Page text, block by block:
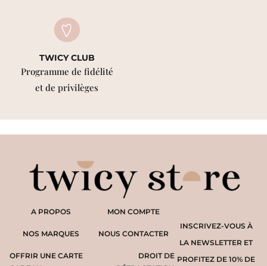
TWICY CLUB
Programme de fidélité
et de privilèges
A PROPOS
NOS MARQUES
OFFRIR UNE CARTE
INSCRIVEZ-VOUS À
LA NEWSLETTER ET
PROFITEZ DE 10% DE
MON COMPTE
NOUS CONTACTER
DROIT DE